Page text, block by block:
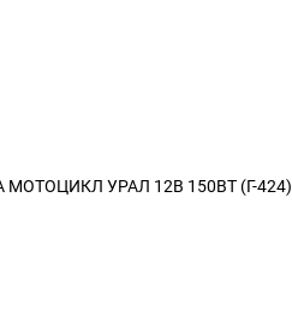
МОТОЦИКЛ УРАЛ 12В 150ВТ (Г-424)